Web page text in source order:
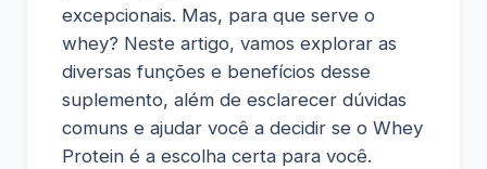
excepcionais. Mas, para que serve o
whey? Neste artigo, vamos explorar as
diversas funções e benefícios desse
suplemento, além de esclarecer dúvidas
comuns e ajudar você a decidir se o Whey
Protein é a escolha certa para você.